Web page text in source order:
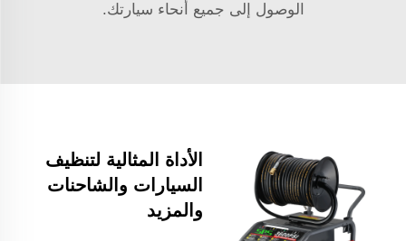
الوصول إلى جميع أنحاء سيارتك.
الأداة المثالية لتنظيف
السيارات والشاحنات
والمزيد